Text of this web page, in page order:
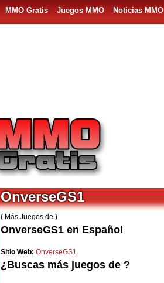
MMO Gratis Juegos MMO Noticias MMO
OnverseGS1
( Más Juegos de )
OnverseGS1 en Español
Sitio Web: OnverseGS1
¿Buscas más juegos de ?